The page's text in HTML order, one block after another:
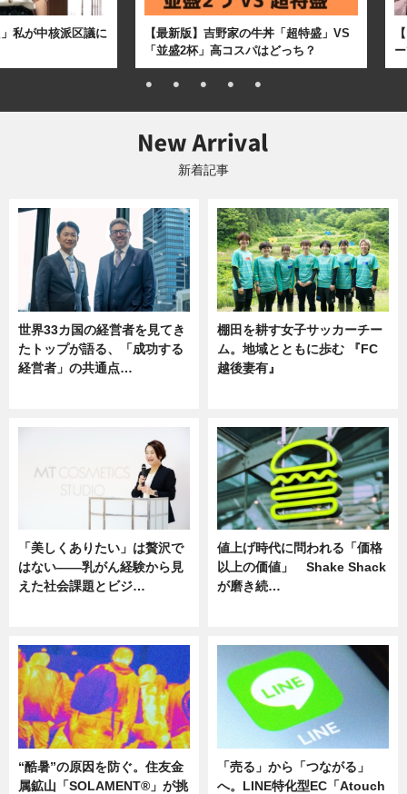
私が中核派区議に
【最新版】吉野家の牛丼「超特盛」VS
「並盛2杯」高コスパはどっち？
新着記事
世界33カ国の経営者を見てき
たトップが語る、「成功する
経営者」の共通点…
棚田を耕す女子サッカーチー
ム。地域とともに歩む 『FC
越後妻有』
「美しくありたい」は贅沢で
はない――乳がん経験から見
えた社会課題とビジ…
値上げ時代に問われる「価格
以上の価値」 Shake Shack
が磨き続…
“酷暑”の原因を防ぐ。住友金
属鉱山「SOLAMENT®」が挑
「売る」から「つながる」
へ。LINE特化型EC「Atouch